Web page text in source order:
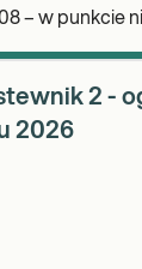
2 -
2026